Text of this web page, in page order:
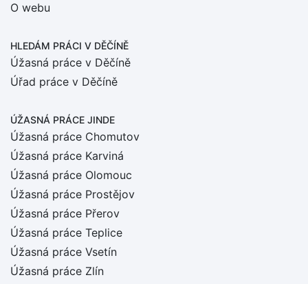
O webu
HLEDÁM PRÁCI V DĚČÍNĚ
Úžasná práce v Děčíně
Úřad práce v Děčíně
ÚŽASNÁ PRÁCE JINDE
Úžasná práce Chomutov
Úžasná práce Karviná
Úžasná práce Olomouc
Úžasná práce Prostějov
Úžasná práce Přerov
Úžasná práce Teplice
Úžasná práce Vsetín
Úžasná práce Zlín